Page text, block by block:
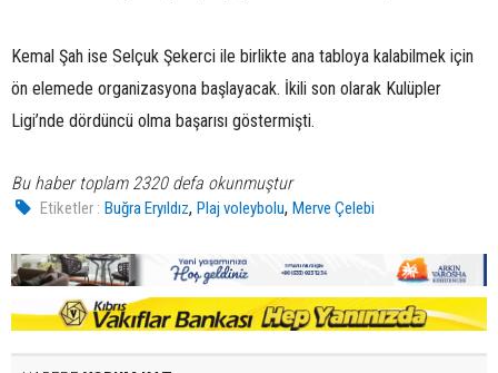
Kemal Şah ise Selçuk Şekerci ile birlikte ana tabloya kalabilmek için
ön elemede organizasyona başlayacak. İkili son olarak Kulüpler
Ligi’nde dördüncü olma başarısı göstermişti.
Bu haber toplam 2320 defa okunmuştur
Etiketler : Buğra Eryıldız,Plaj voleybolu,Merve Çelebi